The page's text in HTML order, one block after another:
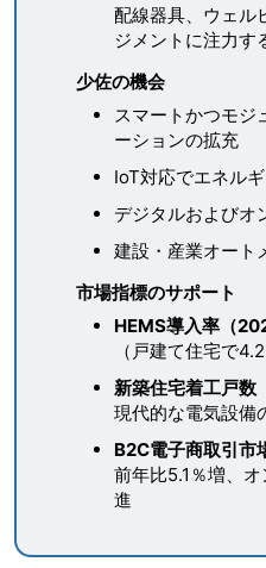
配線器具、ウェル
ジメントに注力す
少佐の機会
スマートかつモジ
ーションの拡充
IoT対応でエネル
デジタルおよびオ
建設・産業オート
市場指標のサポート
HEMS導入率（
（戸建て住宅で
新築住宅着工戸数
現代的な電気設備
B2C電子商取引市
前年比5.1％増、
進